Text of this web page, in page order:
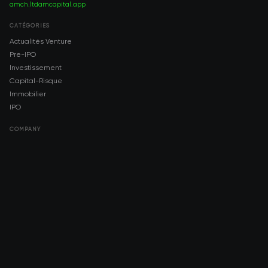
amch.ltdamcapital.app
CATÉGORIES
Actualités Venture
Pre-IPO
Investissement
Capital-Risque
Immobilier
IPO
COMPANY